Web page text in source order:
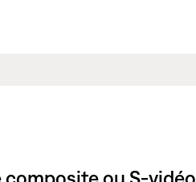
composite ou S-vidéo